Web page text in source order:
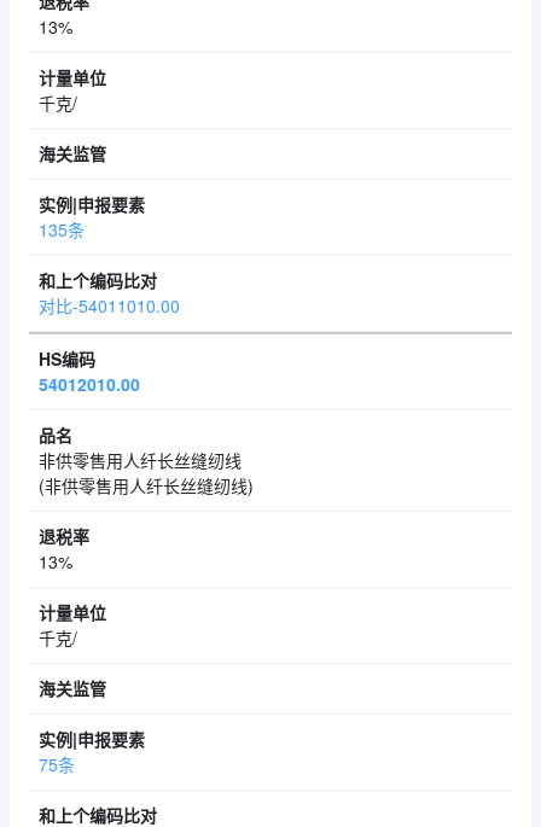
13%
千克/
135条
对比-54011010.00
54012010.00
非供零售用人纤长丝缝纫线
(非供零售用人纤长丝缝纫线)
13%
千克/
75条